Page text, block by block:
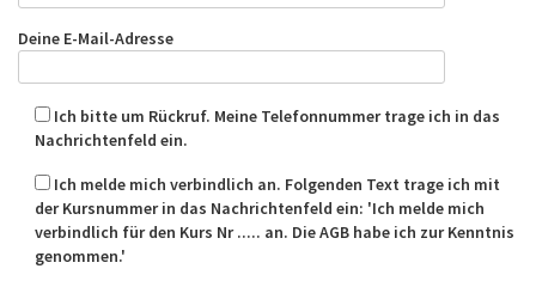
Deine E-Mail-Adresse
Ich bitte um Rückruf. Meine Telefonnummer trage ich in das
Nachrichtenfeld ein.
Ich melde mich verbindlich an. Folgenden Text trage ich mit
der Kursnummer in das Nachrichtenfeld ein: 'Ich melde mich
verbindlich für den Kurs Nr ..... an. Die AGB habe ich zur Kenntnis
genommen.'